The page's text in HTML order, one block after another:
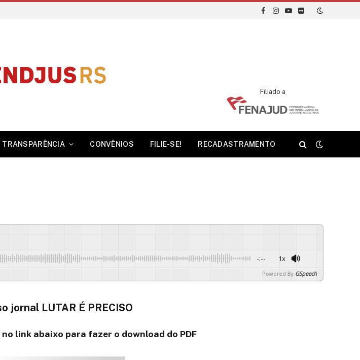
Facebook
Instagram
YouTube
Flickr
Filiado a
TRANSPARÊNCIA CONVÊNIOS FILIE-SE! RECADASTRAMENTO
-:-- 1x
Powered By GSpeech
jornal LUTAR É PRECISO
link abaixo para fazer o download do PDF